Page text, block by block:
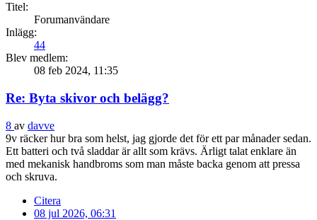
Titel:
Forumanvändare
Inlägg:
44
Blev medlem:
08 feb 2024, 11:35
Re: Byta skivor och belägg?
8 av davve
9v räcker hur bra som helst, jag gjorde det för ett par månader sedan.
Ett batteri och två sladdar är allt som krävs. Ärligt talat enklare än
med mekanisk handbroms som man måste backa genom att pressa
och skruva.
Citera
08 jul 2026, 06:31